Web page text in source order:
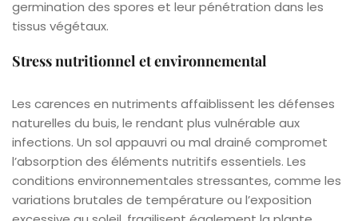
germination des spores et leur pénétration dans les
tissus végétaux.
Stress nutritionnel et environnemental
Les carences en nutriments affaiblissent les défenses
naturelles du buis, le rendant plus vulnérable aux
infections. Un sol appauvri ou mal drainé compromet
l’absorption des éléments nutritifs essentiels. Les
conditions environnementales stressantes, comme les
variations brutales de température ou l’exposition